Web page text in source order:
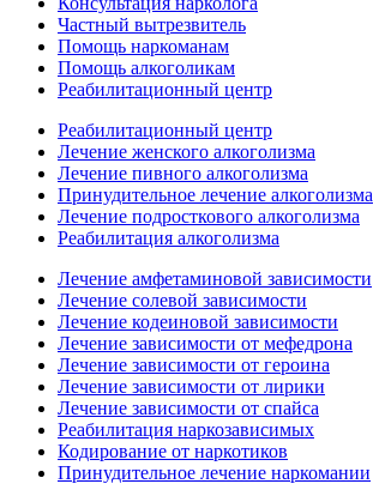
Частный вытрезвитель
Помощь наркоманам
Помощь алкоголикам
Реабилитационный центр
Реабилитационный центр
Лечение женского алкоголизма
Лечение пивного алкоголизма
Принудительное лечение алкоголизма
Лечение подросткового алкоголизма
Реабилитация алкоголизма
Лечение амфетаминовой зависимости
Лечение солевой зависимости
Лечение кодеиновой зависимости
Лечение зависимости от мефедрона
Лечение зависимости от героина
Лечение зависимости от лирики
Лечение зависимости от спайса
Реабилитация наркозависимых
Кодирование от наркотиков
Принудительное лечение наркомании